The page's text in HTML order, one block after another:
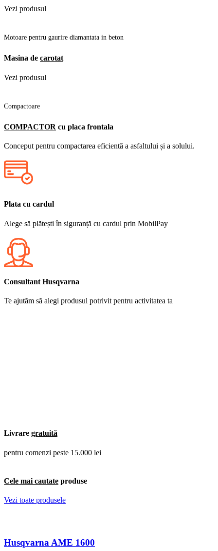
Vezi produsul
Motoare pentru gaurire diamantata in beton
Masina de carotat
Vezi produsul
Compactoare
COMPACTOR cu placa frontala
Conceput pentru compactarea eficientă a asfaltului și a solului.
Plata cu cardul
Alege să plătești în siguranță cu cardul prin MobilPay
Consultant Husqvarna
Te ajutăm să alegi produsul potrivit pentru activitatea ta
Livrare gratuită
pentru comenzi peste 15.000 lei
Cele mai cautate produse
Vezi toate produsele
Husqvarna AME 1600